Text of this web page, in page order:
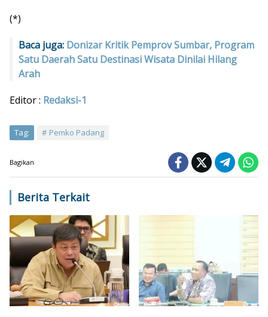
(*)
Baca juga: Donizar Kritik Pemprov Sumbar, Program
Satu Daerah Satu Destinasi Wisata Dinilai Hilang
Arah
Editor : Redaksi-1
Tag: Pemko Padang
Bagikan
Berita Terkait